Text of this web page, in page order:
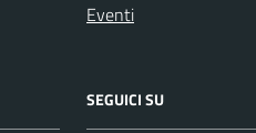
Eventi
SEGUICI SU